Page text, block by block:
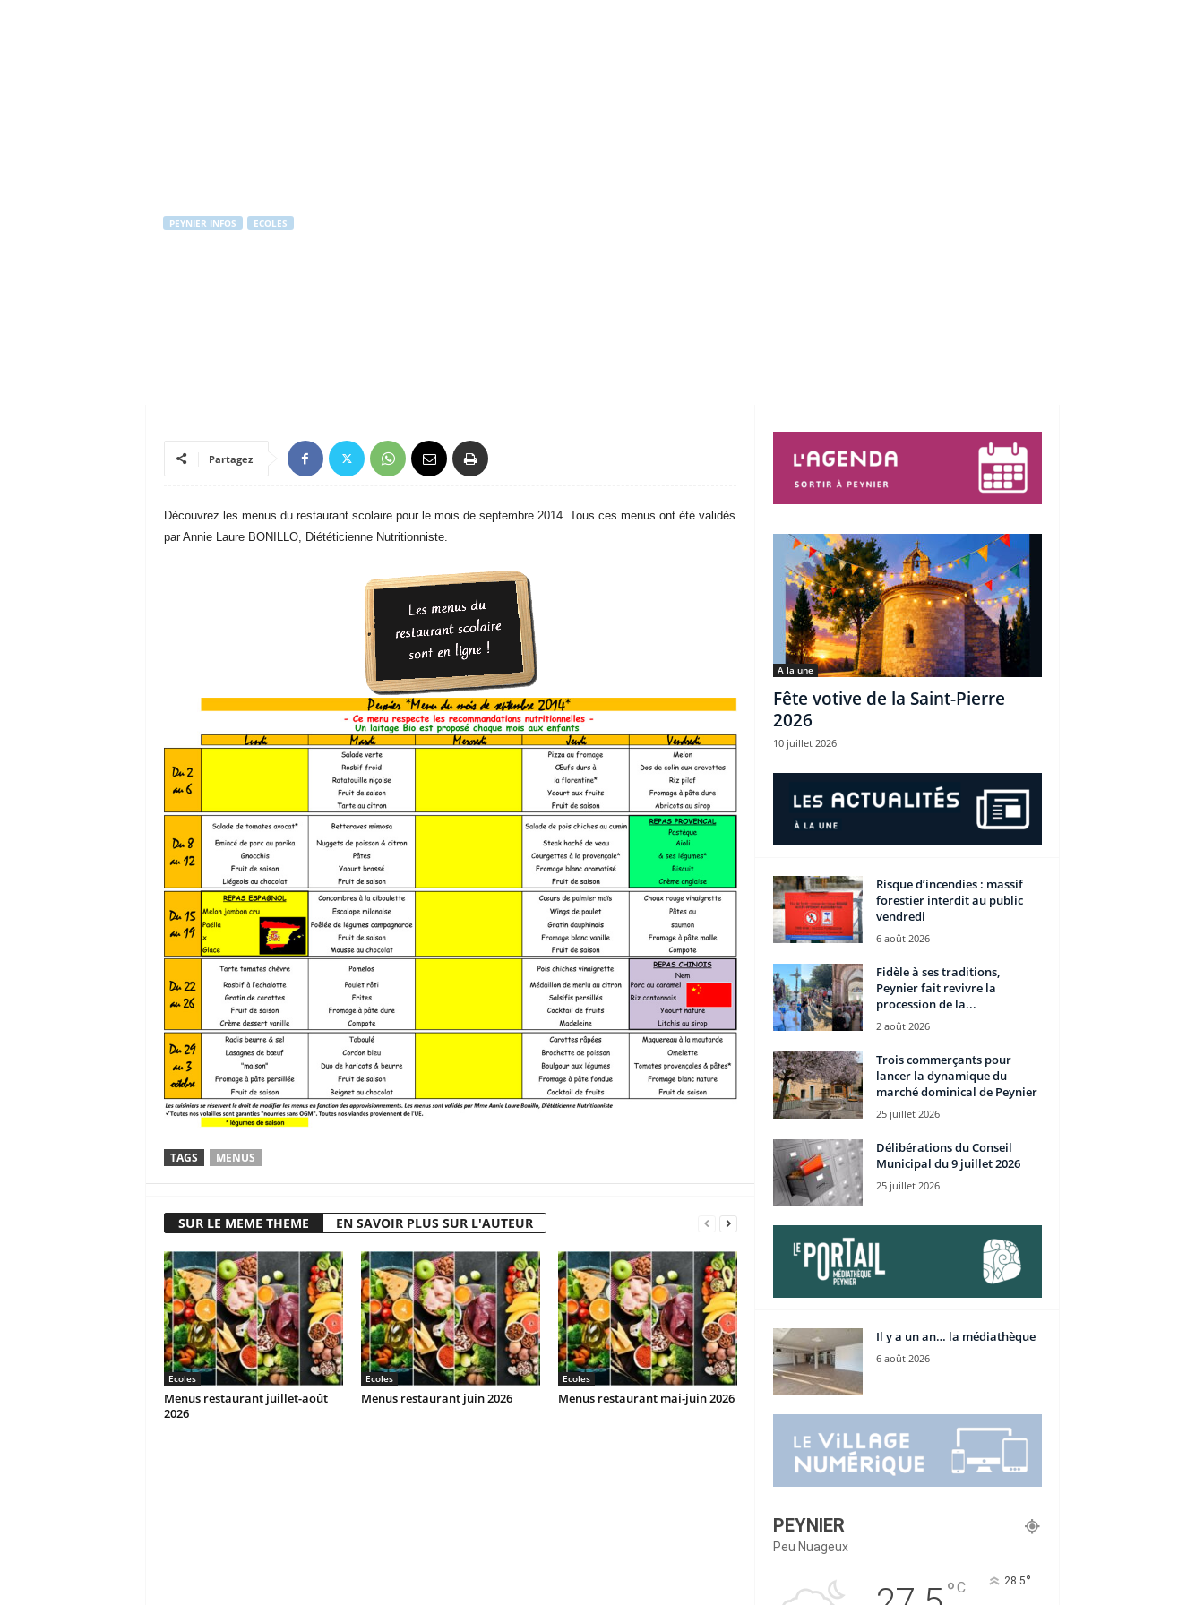
PEYNIER INFOS ECOLES
Partagez
Découvrez les menus du restaurant scolaire pour le mois de septembre 2014. Tous ces menus ont été validés
par Annie Laure BONILLO, Diététicienne Nutritionniste.
TAGS MENUS
SUR LE MEME THEME EN SAVOIR PLUS SUR L'AUTEUR
Ecoles
Menus restaurant juillet-août
2026
Ecoles
Menus restaurant juin 2026
Ecoles
Menus restaurant mai-juin 2026
A la une
Fête votive de la Saint-Pierre
2026
10 juillet 2026
Risque d’incendies : massif
forestier interdit au public
vendredi
6 août 2026
Fidèle à ses traditions,
Peynier fait revivre la
procession de la...
2 août 2026
Trois commerçants pour
lancer la dynamique du
marché dominical de Peynier
25 juillet 2026
Délibérations du Conseil
Municipal du 9 juillet 2026
25 juillet 2026
Il y a un an… la médiathèque
6 août 2026
PEYNIER
Peu Nuageux
°C 28.5°